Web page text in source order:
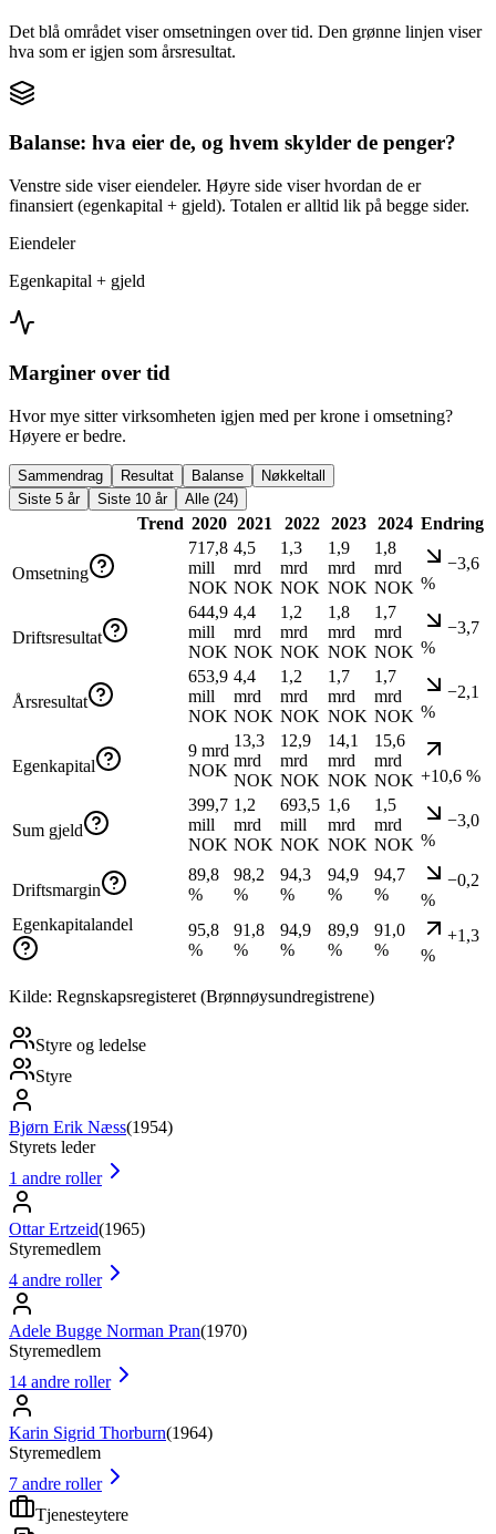
Det blå området viser omsetningen over tid. Den grønne linjen viser
hva som er igjen som årsresultat.
Balanse: hva eier de, og hvem skylder de penger?
Venstre side viser eiendeler. Høyre side viser hvordan de er
finansiert (egenkapital + gjeld). Totalen er alltid lik på begge sider.
Eiendeler
Egenkapital + gjeld
Marginer over tid
Hvor mye sitter virksomheten igjen med per krone i omsetning?
Høyere er bedre.
Sammendrag Resultat Balanse
Nøkkeltall
Siste 5 år
Siste 10 år Alle (24)
Trend 2020 2021 2022 2023 2024 Endring
Omsetning
717,8
mill
NOK
4,5
mrd
NOK
1,3
mrd
NOK
1,9
mrd
NOK
1,8
mrd
NOK
−3,6
%
Driftsresultat
644,9
mill
NOK
4,4
mrd
NOK
1,2
mrd
NOK
1,8
mrd
NOK
1,7
mrd
NOK
−3,7
%
Årsresultat
653,9
mill
NOK
4,4
mrd
NOK
1,2
mrd
NOK
1,7
mrd
NOK
1,7
mrd
NOK
−2,1
%
Egenkapital
9 mrd
NOK
13,3
mrd
NOK
12,9
mrd
NOK
14,1
mrd
NOK
15,6
mrd
NOK +10,6 %
Sum gjeld
399,7
mill
NOK
1,2
mrd
NOK
693,5
mill
NOK
1,6
mrd
NOK
1,5
mrd
NOK
−3,0
%
Driftsmargin
89,8
%
98,2
%
94,3
%
94,9
%
94,7
%
−0,2
%
Egenkapitalandel
95,8
%
91,8
%
94,9
%
89,9
%
91,0
%
+1,3
%
Kilde: Regnskapsregisteret (Brønnøysundregistrene)
Styre og ledelse
Styre
Bjørn Erik Næss(1954)
Styrets leder
1 andre roller
Ottar Ertzeid(1965)
Styremedlem
4 andre roller
Adele Bugge Norman Pran(1970)
Styremedlem
14 andre roller
Karin Sigrid Thorburn(1964)
Styremedlem
7 andre roller
Tjenesteytere